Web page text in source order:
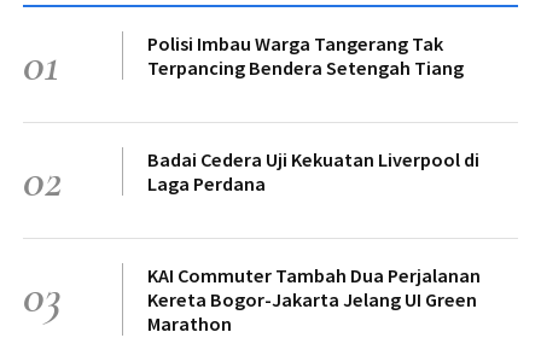
01
Polisi Imbau Warga Tangerang Tak
Terpancing Bendera Setengah Tiang
02
Badai Cedera Uji Kekuatan Liverpool di
Laga Perdana
03
KAI Commuter Tambah Dua Perjalanan
Kereta Bogor-Jakarta Jelang UI Green
Marathon